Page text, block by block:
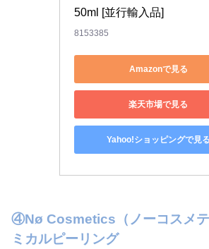
50ml [並行輸入品]
8153385
Amazonで見る
楽天市場で見る
Yahoo!ショッピングで見る
④Nø Cosmetics（ノーコスメ
ミカルピーリング